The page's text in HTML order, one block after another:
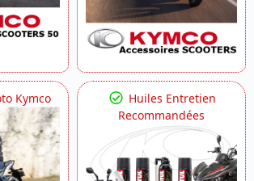
Kymco
Huiles Entretien
Recommandées